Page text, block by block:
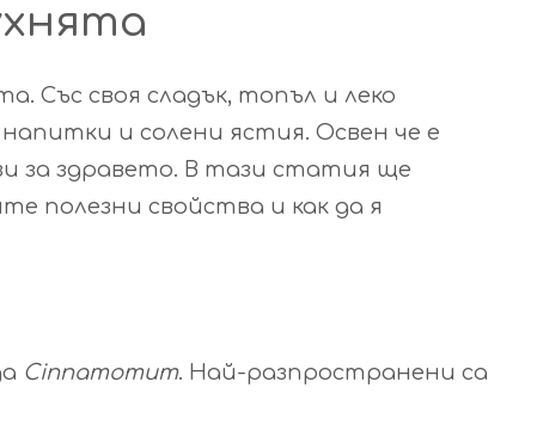
Със своя сладък, топъл и леко
и солени ястия. Освен че е
за здравето. В тази статия ще
полезни свойства и как да я
Cinnamomum. Най-разпространени са